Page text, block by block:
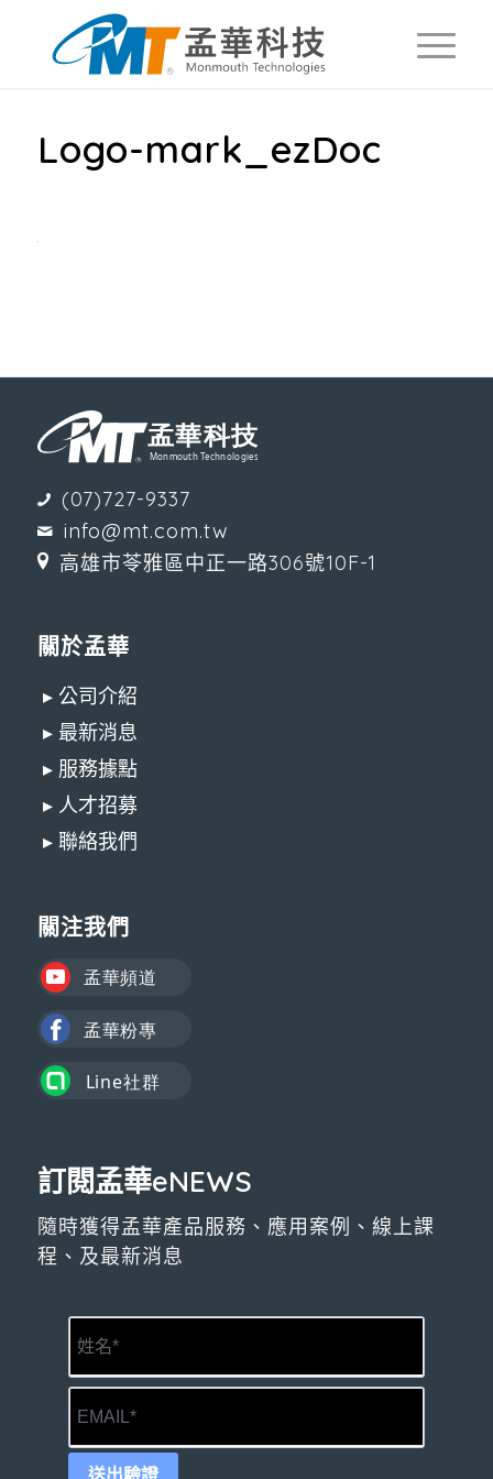
Logo-mark_ezDoc
(07)727-9337
info@mt.com.tw
高雄市苓雅區中正一路306號10F-1
關於孟華
▸ 公司介紹
▸ 最新消息
▸ 服務據點
▸ 人才招募
▸ 聯絡我們
關注我們
訂閱孟華eNEWS
隨時獲得孟華產品服務、應用案例、線上課
程、及最新消息
送出驗證